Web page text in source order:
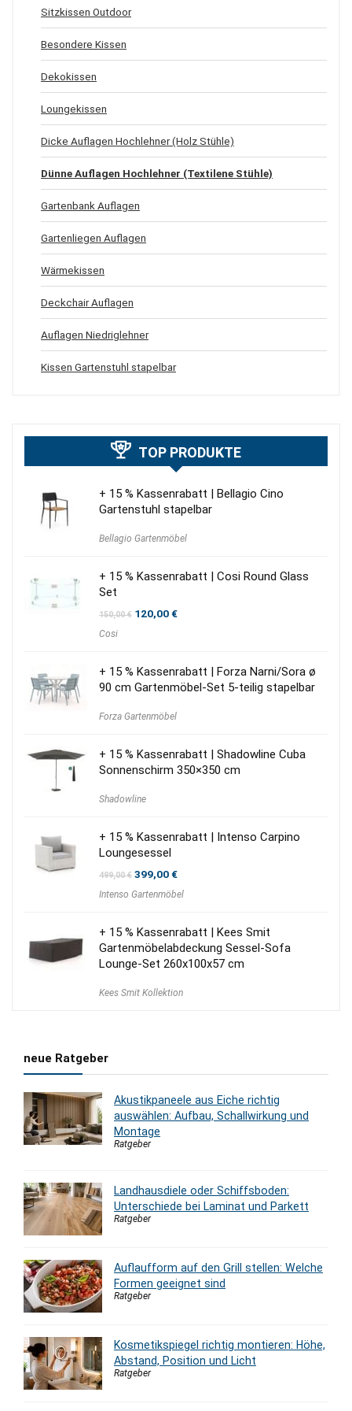
Sitzkissen Outdoor
Besondere Kissen
Dekokissen
Loungekissen
Dicke Auflagen Hochlehner (Holz Stühle)
Dünne Auflagen Hochlehner (Textilene Stühle)
Gartenbank Auflagen
Gartenliegen Auflagen
Wärmekissen
Deckchair Auflagen
Auflagen Niedriglehner
Kissen Gartenstuhl stapelbar
TOP PRODUKTE
+ 15 % Kassenrabatt | Bellagio Cino
Gartenstuhl stapelbar
Bellagio Gartenmöbel
+ 15 % Kassenrabatt | Cosi Round Glass
Set
150,00€ Ursprünglicher
120,00€Aktueller
Cosi
+ 15 % Kassenrabatt | Forza Narni/Sora ø
90 cm Gartenmöbel-Set 5-teilig stapelbar
Forza Gartenmöbel
+ 15 % Kassenrabatt | Shadowline Cuba
Sonnenschirm 350×350 cm
Shadowline
+ 15 % Kassenrabatt | Intenso Carpino
Loungesessel
499,00€ Ursprünglicher
war:
399,00€Aktueller
ist:
Intenso Gartenmöbel
+ 15 % Kassenrabatt | Kees Smit
Gartenmöbelabdeckung Sessel-Sofa
Lounge-Set 260x100x57 cm
Kees Smit Kollektion
neue Ratgeber
Akustikpaneele aus Eiche richtig
auswählen: Aufbau, Schallwirkung und
Montage
Ratgeber
Landhausdiele oder Schiffsboden:
Unterschiede bei Laminat und Parkett
Ratgeber
Auflaufform auf den Grill stellen: Welche
Formen geeignet sind
Ratgeber
Kosmetikspiegel richtig montieren: Höhe,
Abstand, Position und Licht
Ratgeber